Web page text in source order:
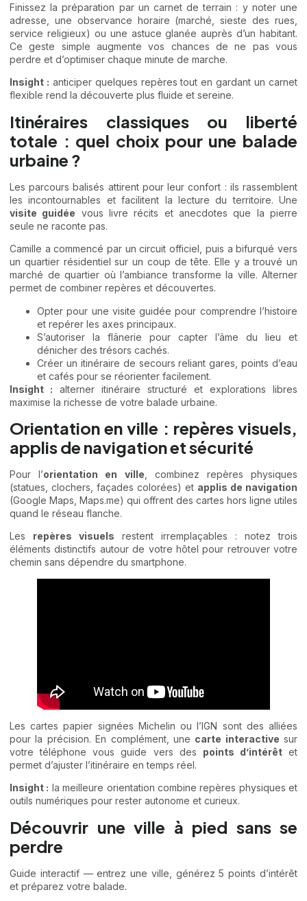
Finissez la préparation par un carnet de terrain : y noter une
adresse, une observance horaire (marché, sieste des rues,
service religieux) ou une astuce glanée auprès d’un habitant.
Ce geste simple augmente vos chances de ne pas vous
perdre et d’optimiser chaque minute de marche.
Insight : anticiper quelques repères tout en gardant un carnet
flexible rend la découverte plus fluide et sereine.
Itinéraires classiques ou liberté
totale : quel choix pour une balade
urbaine ?
Les parcours balisés attirent pour leur confort : ils rassemblent
les incontournables et facilitent la lecture du territoire. Une
visite guidée vous livre récits et anecdotes que la pierre
seule ne raconte pas.
Camille a commencé par un circuit officiel, puis a bifurqué vers
un quartier résidentiel sur un coup de tête. Elle y a trouvé un
marché de quartier où l’ambiance transforme la ville. Alterner
permet de combiner repères et découvertes.
Opter pour une visite guidée pour comprendre l’histoire
et repérer les axes principaux.
S’autoriser la flânerie pour capter l’âme du lieu et
dénicher des trésors cachés.
Créer un itinéraire de secours reliant gares, points d’eau
et cafés pour se réorienter facilement.
Insight : alterner itinéraire structuré et explorations libres
maximise la richesse de votre balade urbaine.
Orientation en ville : repères visuels,
applis de navigation et sécurité
Pour l’orientation en ville , combinez repères physiques
(statues, clochers, façades colorées) et applis de navigation
(Google Maps, Maps.me) qui offrent des cartes hors ligne utiles
quand le réseau flanche.
Les repères visuels restent irremplaçables : notez trois
éléments distinctifs autour de votre hôtel pour retrouver votre
chemin sans dépendre du smartphone.
Les cartes papier signées Michelin ou l’IGN sont des alliées
pour la précision. En complément, une carte interactive sur
votre téléphone vous guide vers des points d’intérêtet
permet d’ajuster l’itinéraire en temps réel.
Insight : la meilleure orientation combine repères physiques et
outils numériques pour rester autonome et curieux.
Découvrir une ville à pied sans se
perdre
Guide interactif — entrez une ville, générez 5 points d’intérêt
et préparez votre balade.